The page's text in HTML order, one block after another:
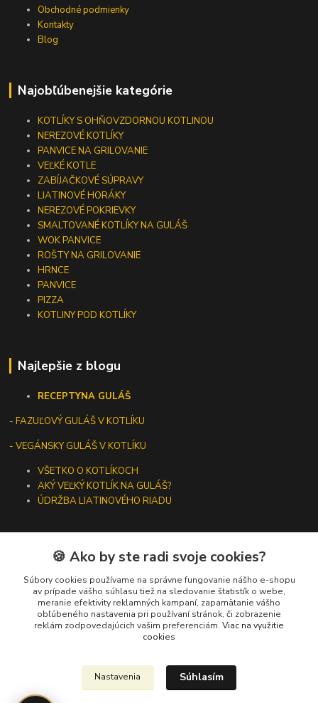
Obchodné podmienky
Kontakty
Blog
Najobľúbenejšie kategórie
KOTLÍKY S OHŇOVZDORNOU KOTLINOU
NEREZOVÉ KOTLÍKY
PANVICE NA GRILOVANIE
VEĽKÉ KOTLE
ZABÍJAČKOVÉ SÚPRAVY
LIATINOVÉ HORÁKY
NEREZOVÉ POKRIEVKY
SMALTOVANÉ KOTLÍKY NA GULÁŠ
WOK PANVICE
ROŠTY NA GRILOVANIE
HRNCE
PANVICE
PIZZA
KOTLINY POD KOTLÍKY
Najlepšie z blogu
RECEPTYNA GULÁŠ
-FAZUĽOVÝ GULÁŠ V KOTLÍKU
- VEGÁNSKY GULÁŠ V KOTLÍKU
VŠETKO O KOTLÍKOCH
AKÝ VEĽKÝ KOTLÍK NA GULÁŠ?
ÚDRŽBA LIATINOVÉHO RIADU
Kontakty
+421 919 275 553
(Po-Pia, 10-13 hod.)
🍪 Ako by ste radi svoje cookies?
Súbory cookies používame na správne fungovanie nášho e-shopu
av prípade vášho súhlasu tiež na sledovanie štatistík o webe,
meranie efektivity reklamných kampaní, zapamätanie vášho
obľúbeného nastavenia pri používaní stránok, či zobrazenie
reklám zodpovedajúcich vašim preferenciám. Viac na využitie
cookies
Nastavenia Súhlasím